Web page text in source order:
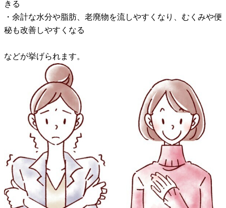
きる
・余計な水分や脂肪、老廃物を流しやすくなり、むくみや便
秘も改善しやすくなる
などが挙げられます。